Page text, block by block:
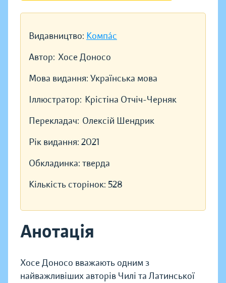
Видавництво: Компáс
Автор: Хосе Доносо
Мова видання: Українська мова
Іллюстратор: Крістіна Отчіч-Черняк
Перекладач: Олексій Шендрик
Рік видання: 2021
Обкладинка: тверда
Кількість сторінок: 528
Анотація
Хосе Доносо вважають одним з
найважливіших авторів Чилі та Латинської